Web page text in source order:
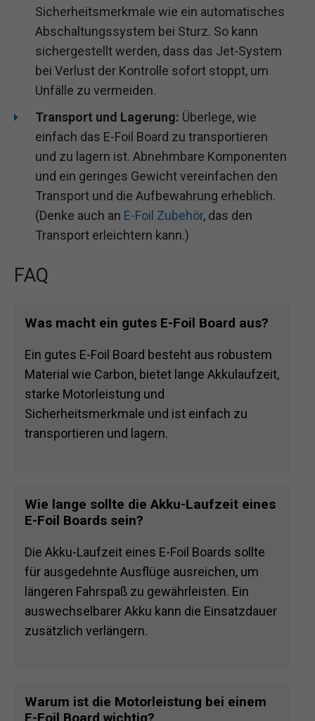
Sicherheitsmerkmale wie ein automatisches
Abschaltungssystem bei Sturz. So kann
sichergestellt werden, dass das Jet-System
bei Verlust der Kontrolle sofort stoppt, um
Unfälle zu vermeiden.
Transport und Lagerung: Überlege, wie
einfach das E-Foil Board zu transportieren
und zu lagern ist. Abnehmbare Komponenten
und ein geringes Gewicht vereinfachen den
Transport und die Aufbewahrung erheblich.
(Denke auch an E-Foil Zubehör, das den
Transport erleichtern kann.)
FAQ
Was macht ein gutes E-Foil Board aus?
Ein gutes E-Foil Board besteht aus robustem
Material wie Carbon, bietet lange Akkulaufzeit,
starke Motorleistung und
Sicherheitsmerkmale und ist einfach zu
transportieren und lagern.
Wie lange sollte die Akku-Laufzeit eines
E-Foil Boards sein?
Die Akku-Laufzeit eines E-Foil Boards sollte
für ausgedehnte Ausflüge ausreichen, um
längeren Fahrspaß zu gewährleisten. Ein
auswechselbarer Akku kann die Einsatzdauer
zusätzlich verlängern.
Warum ist die Motorleistung bei einem